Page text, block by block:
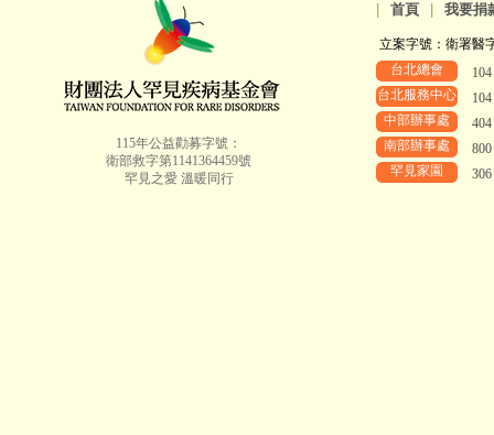
115年公益勸募字號：
衛部救字第1141364459號
罕見之愛 溫暖同行
首頁 我要捐
立案字號：衛署醫
台北總會
台北服務中心
中部辦事處
南部辦事處
罕見家園